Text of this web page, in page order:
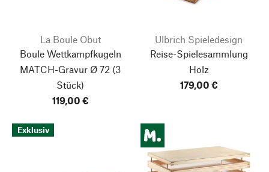
La Boule Obut
Boule Wettkampfkugeln
MATCH-Gravur Ø 72 (3
Stück)
119,00 €
Ulbrich Spieledesign
Reise-Spielesammlung
Holz
179,00 €
Exklusiv